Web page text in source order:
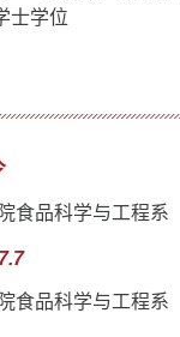
士学位
食品科学与工程
食品科学与工程